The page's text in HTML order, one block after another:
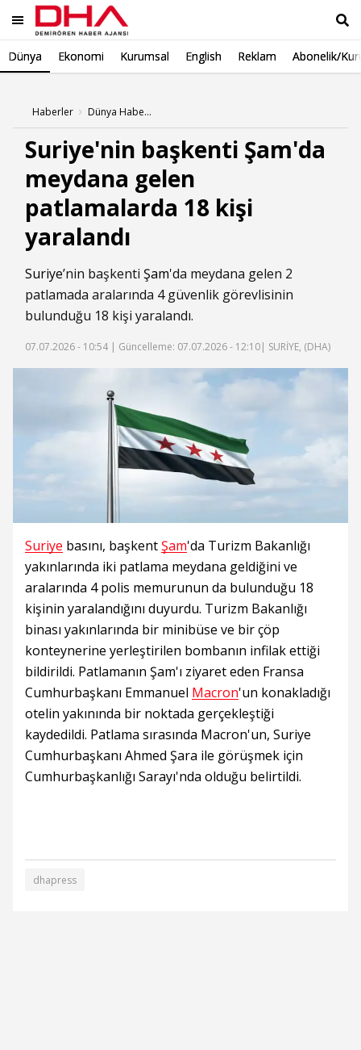
Dünya Ekonomi Kurumsal English Reklam Abonelik/
Haberler Dünya Haberleri
Suriye'nin başkenti Şam'da
meydana gelen
patlamalarda 18 kişi
yaralandı
Suriye’nin başkenti Şam'da meydana gelen 2
patlamada aralarında 4 güvenlik görevlisinin
bulunduğu 18 kişi yaralandı.
07.07.2026 - 10:54 | Güncelleme: 07.07.2026 - 12:10| SURİYE, (DHA)
Suriye basını, başkentŞam'da Turizm Bakanlığı
yakınlarında iki patlama meydana geldiğini ve
aralarında 4 polis memurunun da bulunduğu 18
kişinin yaralandığını duyurdu. Turizm Bakanlığı
binası yakınlarında bir minibüse ve bir çöp
konteynerine yerleştirilen bombanın infilak ettiği
bildirildi. Patlamanın Şam'ı ziyaret eden Fransa
Cumhurbaşkanı Emmanuel Macron'un konakladığı
otelin yakınında bir noktada gerçekleştiği
kaydedildi. Patlama sırasında Macron'un, Suriye
Cumhurbaşkanı Ahmed Şara ile görüşmek için
Cumhurbaşkanlığı Sarayı'nda olduğu belirtildi.
dhapress